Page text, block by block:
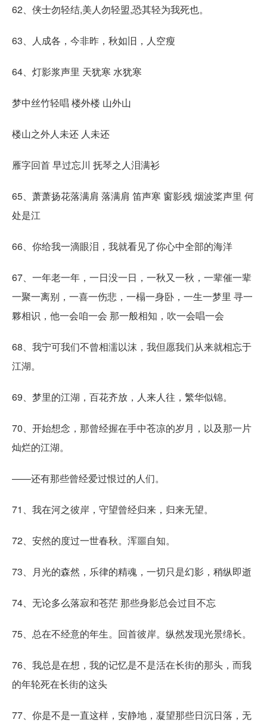
62、侠士勿轻结,美人勿轻盟,恐其轻为我死也。
63、人成各，今非昨，秋如旧，人空瘦
64、灯影浆声里 天犹寒 水犹寒
梦中丝竹轻唱 楼外楼 山外山
楼山之外人未还 人未还
雁字回首 早过忘川 抚琴之人泪满衫
65、萧萧扬花落满肩 落满肩 笛声寒 窗影残 烟波桨声里 何
处是江
66、你给我一滴眼泪，我就看见了你心中全部的海洋
67、一年老一年，一日没一日，一秋又一秋，一辈催一辈
一聚一离别，一喜一伤悲，一榻一身卧，一生一梦里 寻一
夥相识，他一会咱一会 那一般相知，吹一会唱一会
68、我宁可我们不曾相濡以沫，我但愿我们从来就相忘于
江湖。
69、梦里的江湖，百花齐放，人来人往，繁华似锦。
70、开始想念，那曾经握在手中苍凉的岁月，以及那一片
灿烂的江湖。
——还有那些曾经爱过恨过的人们。
71、我在河之彼岸，守望曾经归来，归来无望。
72、安然的度过一世春秋。浑噩自知。
73、月光的森然，乐律的精魂，一切只是幻影，稍纵即逝
74、无论多么落寂和苍茫 那些身影总会过目不忘
75、总在不经意的年生。回首彼岸。纵然发现光景绵长。
76、我总是在想，我的记忆是不是活在长街的那头，而我
的年轮死在长街的这头
77、你是不是一直这样，安静地，凝望那些日沉日落，无